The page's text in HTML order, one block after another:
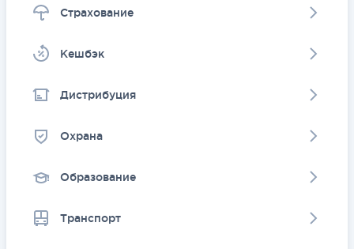
Страхование
Kешбэк
Дистрибуция
Охрана
Образование
Транспорт